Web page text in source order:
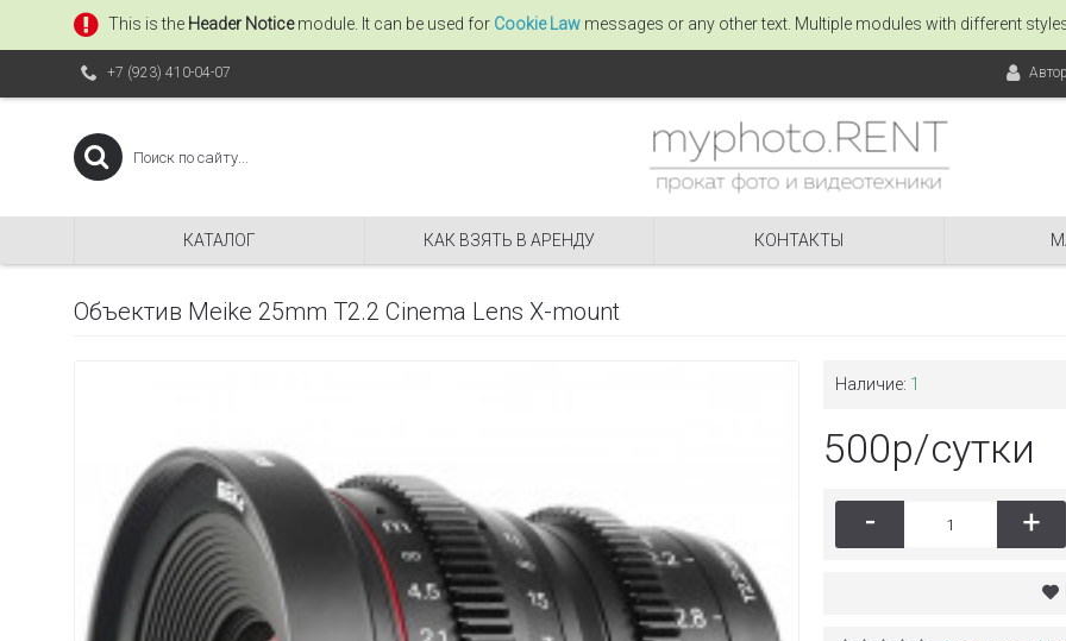
This is the Header Noticemodule. It can be used for Cookie Law messages or any other text. Multiple modules with different
+7 (923) 410-04-07
КАТАЛОГ КАК ВЗЯТЬ В АРЕНДУ КОНТАКТЫ
Объектив Meike 25mm T2.2 Cinema Lens X-mount
Наличие: 1
500р/сутки
- +